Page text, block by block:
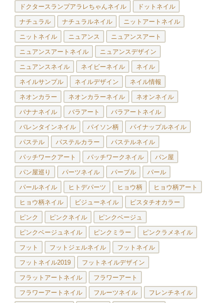
ドクタースランプアラレちゃんネイル ドットネイル
ナチュラル ナチュラルネイル ニットアートネイル
ニットネイル ニュアンス ニュアンスアート
ニュアンスアートネイル ニュアンスデザイン
ニュアンスネイル ネイビーネイル ネイル
ネイルサンプル ネイルデザイン ネイル情報
ネオンカラー ネオンカラーネイル ネオンネイル
バナナネイル バラアート バラアートネイル
バレンタインネイル パイソン柄 パイナップルネイル
パステル パステルカラー パステルネイル
パッチワークアート パッチワークネイル パン屋
パン屋巡り パーツネイル パープル パール
パールネイル ヒトデパーツ ヒョウ柄 ヒョウ柄アート
ヒョウ柄ネイル ビジューネイル ピスタチオカラー
ピンク ピンクネイル ピンクベージュ
ピンクベージュネイル ピンクミラー ピンクラメネイル
フット フットジェルネイル フットネイル
フットネイル2019 フットネイルデザイン
フラットアートネイル フラワーアート
フラワーアートネイル フルーツネイル フレンチネイル